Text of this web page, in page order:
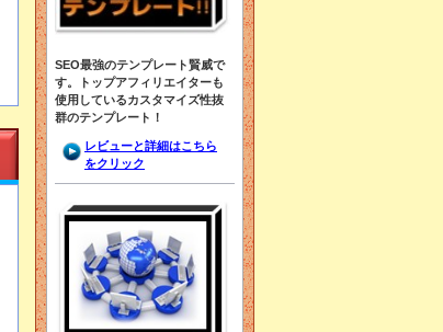
SEO最強のテンプレート賢威で
す。トップアフィリエイターも
使用しているカスタマイズ性抜
群のテンプレート！
レビューと詳細はこちら
をクリック